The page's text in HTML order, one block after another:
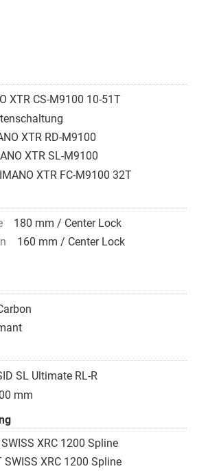
XTR CS-M9100 10-51T
XTR RD-M9100
XTR SL-M9100
XTR FC-M9100 32T
180 mm / Center Lock
160 mm / Center Lock
SL Ultimate RL-R
mm
XRC 1200 Spline
SWISS XRC 1200 Spline